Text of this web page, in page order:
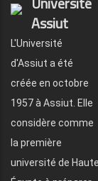
Assiut
L'Université
d'Assiut a été
créée en octobre
1957 à Assiut. Elle
considère comme
la première
université de Haute